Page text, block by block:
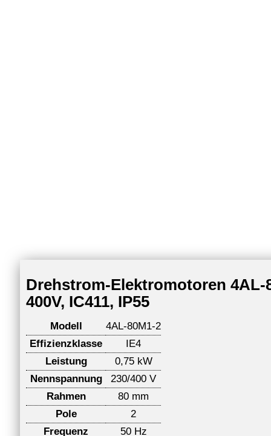
Drehstrom-Elektromotoren 4AL-
400V, IC411, IP55
Modell
4AL-80M1-2
Effizienzklasse
IE4
Leistung
0,75 kW
Nennspannung
230/400 V
Rahmen
80 mm
Pole
2
Frequenz
50 Hz